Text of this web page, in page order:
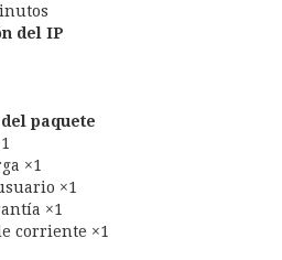
del IP
paquete
×1
×1
×1
corriente ×1